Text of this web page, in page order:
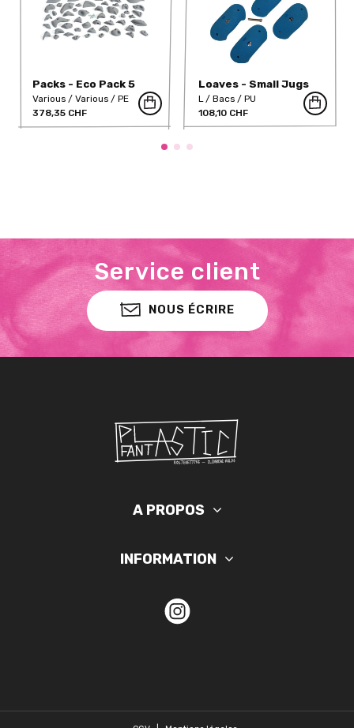
Packs - Eco Pack 5
Various Various
PE
378,35 CHF
Loaves - Small Jugs
L Bacs
PU
108,10 CHF
Service client
NOUS ÉCRIRE
A PROPOS
INFORMATION